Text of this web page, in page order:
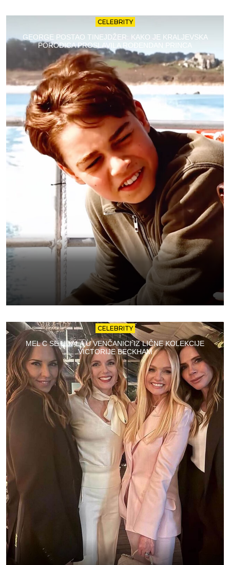
CELEBRITY
GEORGE POSTAO TINEJDŽER: KAKO JE KRALJEVSKA
PORODICA PROSLAVILA ROĐENDAN PRINCA
CELEBRITY
MEL C SE UDALA U VENČANICI IZ LIČNE KOLEKCIJE
VICTORIJE BECKHAM